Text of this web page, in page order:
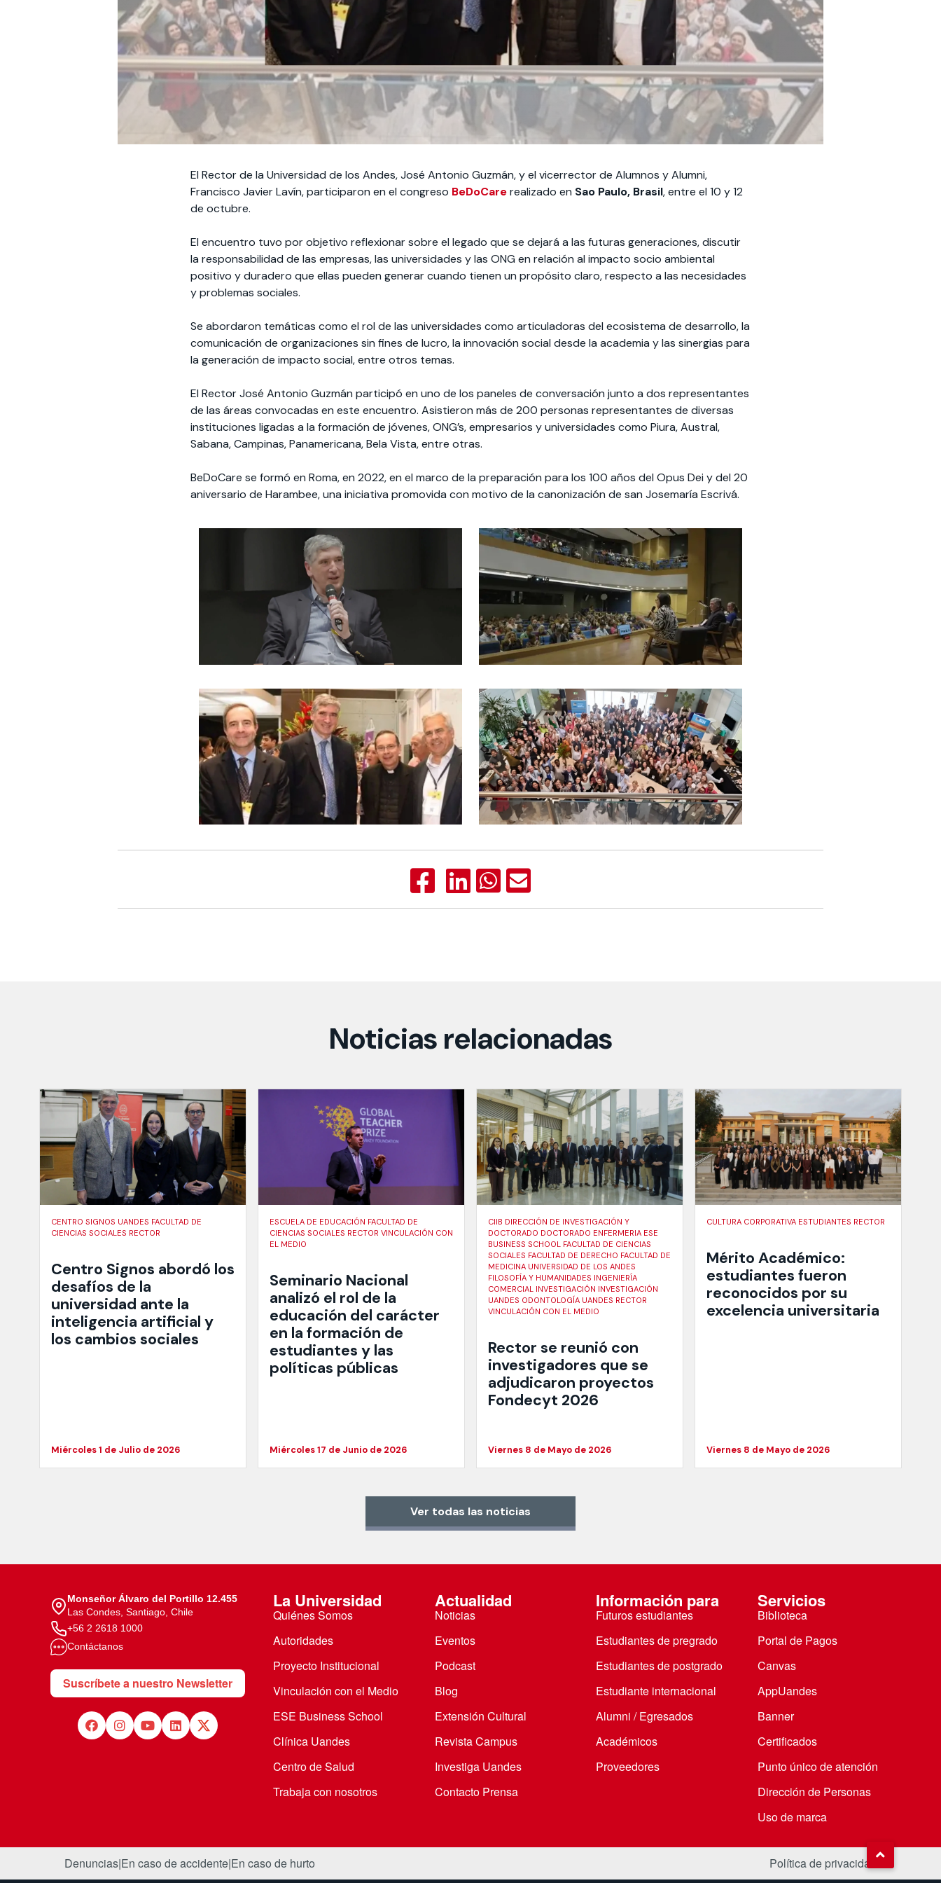
El Rector de la Universidad de los Andes, José Antonio Guzmán, y el vicerrector de Alumnos y Alumni,
Francisco Javier Lavín, participaron en el congreso BeDoCarerealizado en Sao Paulo, Brasil, entre el 10 y 12
de octubre.
El encuentro tuvo por objetivo reflexionar sobre el legado que se dejará a las futuras generaciones, discutir
la responsabilidad de las empresas, las universidades y las ONG en relación al impacto socio ambiental
positivo y duradero que ellas pueden generar cuando tienen un propósito claro, respecto a las necesidades
y problemas sociales.
Se abordaron temáticas como el rol de las universidades como articuladoras del ecosistema de desarrollo, la
comunicación de organizaciones sin fines de lucro, la innovación social desde la academia y las sinergias para
la generación de impacto social, entre otros temas.
El Rector José Antonio Guzmán participó en uno de los paneles de conversación junto a dos representantes
de las áreas convocadas en este encuentro. Asistieron más de 200 personas representantes de diversas
instituciones ligadas a la formación de jóvenes, ONG’s, empresarios y universidades como Piura, Austral,
Sabana, Campinas, Panamericana, Bela Vista, entre otras.
BeDoCare se formó en Roma, en 2022, en el marco de la preparación para los 100 años del Opus Dei y del 20
aniversario de Harambee, una iniciativa promovida con motivo de la canonización de san Josemaría Escrivá.
Noticias relacionadas
CENTRO SIGNOS UANDES FACULTAD DE
CIENCIAS SOCIALES RECTOR
Centro Signos abordó los
desafíos de la
universidad ante la
inteligencia artificial y
los cambios sociales
Miércoles 1 de Julio de 2026
ESCUELA DE EDUCACIÓN FACULTAD DE
CIENCIAS SOCIALES RECTOR VINCULACIÓN CON
EL MEDIO
Seminario Nacional
analizó el rol de la
educación del carácter
en la formación de
estudiantes y las
políticas públicas
Miércoles 17 de Junio de 2026
CIIB DIRECCIÓN DE INVESTIGACIÓN Y
DOCTORADO DOCTORADO ENFERMERIA ESE
BUSINESS SCHOOL FACULTAD DE CIENCIAS
SOCIALES FACULTAD DE DERECHO FACULTAD DE
MEDICINA UNIVERSIDAD DE LOS ANDES
FILOSOFÍA Y HUMANIDADES INGENIERÍA
COMERCIAL INVESTIGACIÓN INVESTIGACIÓN
UANDES ODONTOLOGÍA UANDES RECTOR
VINCULACIÓN CON EL MEDIO
Rector se reunió con
investigadores que se
adjudicaron proyectos
Fondecyt 2026
Viernes 8 de Mayo de 2026
CULTURA CORPORATIVA ESTUDIANTES RECTOR
Mérito Académico:
estudiantes fueron
reconocidos por su
excelencia universitaria
Viernes 8 de Mayo de 2026
Ver todas las noticias
Monseñor Álvaro del Portillo 12.455
Las Condes, Santiago, Chile
+56 2 2618 1000
Contáctanos
Suscríbete a nuestro Newsletter
La Universidad
Quiénes Somos
Autoridades
Proyecto Institucional
Vinculación con el Medio
ESE Business School
Clínica Uandes
Centro de Salud
Trabaja con nosotros
Actualidad
Noticias
Eventos
Podcast
Blog
Extensión Cultural
Revista Campus
Investiga Uandes
Contacto Prensa
Información para
Futuros estudiantes
Estudiantes de pregrado
Estudiantes de postgrado
Estudiante internacional
Alumni / Egresados
Académicos
Proveedores
Servicios
Biblioteca
Portal de Pagos
Canvas
AppUandes
Banner
Certificados
Punto único de atención
Dirección de Personas
Uso de marca
Denuncias|En caso de accidente|En caso de hurto Política de privacidad